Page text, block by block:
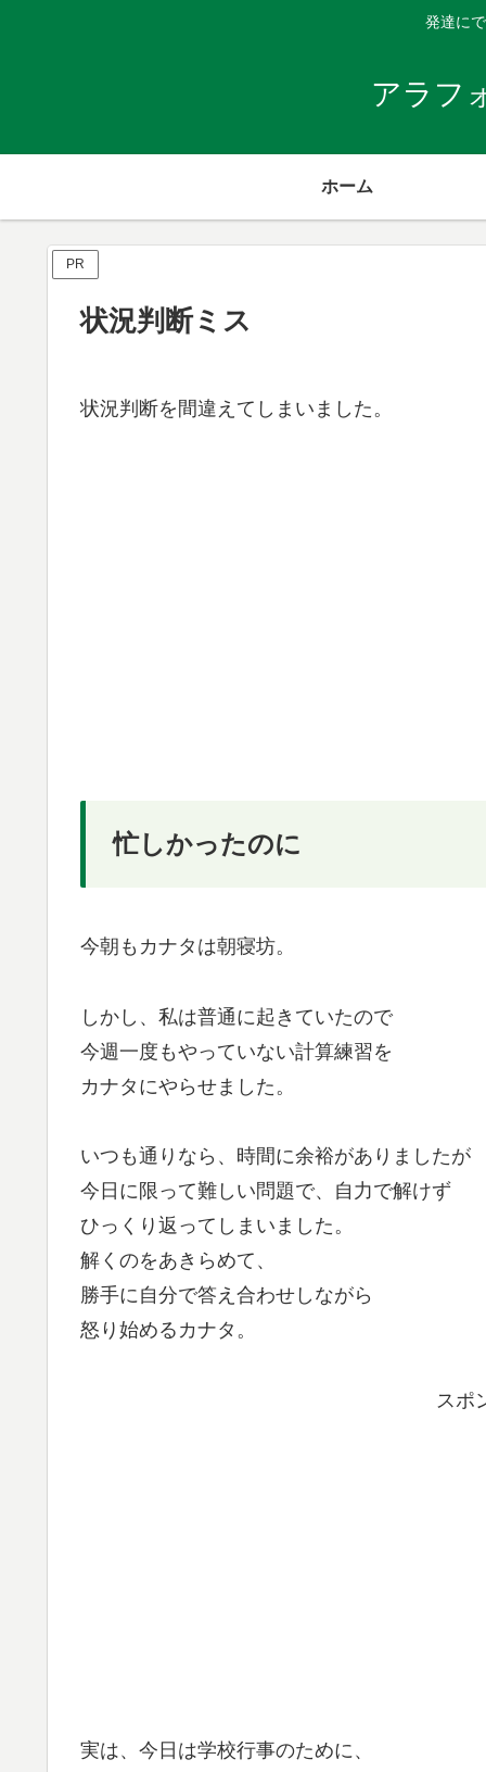
発達に
アラフ
ホーム
PR
状況判断ミス
状況判断を間違えてしまいました。
忙しかったのに
今朝もカナタは朝寝坊。
しかし、私は普通に起きていたので
今週一度もやっていない計算練習を
カナタにやらせました。
いつも通りなら、時間に余裕がありましたが
今日に限って難しい問題で、自力で解けず
ひっくり返ってしまいました。
解くのをあきらめて、
勝手に自分で答え合わせしながら
怒り始めるカナタ。
スポ
実は、今日は学校行事のために、